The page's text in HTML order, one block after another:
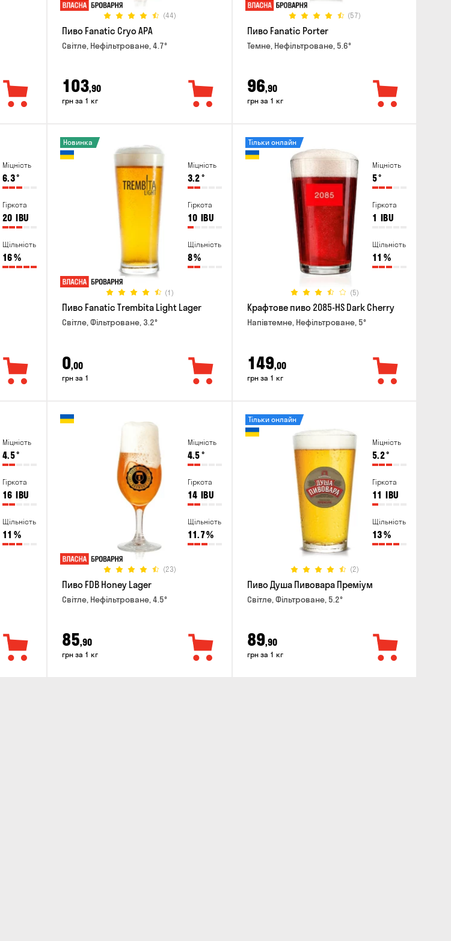
(44)
Пиво Fanatic Cryo APA
Світле, Нефільтроване, 4.7°
103,90
грн за 1 кг
(57)
Пиво Fanatic Porter
Темне, Нефільтроване, 5.6°
96,90
грн за 1 кг
Міцність
6.3°
Гіркота
20 IBU
Щільність
16%
Міцність
3.2°
Гіркота
10 IBU
Щільність
8%
(1)
Новинка
Пиво Fanatic Trembita Light Lager
Світле, Фільтроване, 3.2°
0,00
грн за 1
Міцність
5°
Гіркота
1 IBU
Щільність
11 %
(5)
Тільки онлайн
Крафтове пиво 2085-HS Dark Cherry
Напівтемне, Нефільтроване, 5°
149,00
грн за 1 кг
Міцність
4.5°
Гіркота
16 IBU
Щільність
11 %
Міцність
4.5°
Гіркота
14 IBU
Щільність
11.7%
(23)
Пиво FDB Honey Lager
Світле, Нефільтроване, 4.5°
85,90
грн за 1 кг
Міцність
5.2°
Гіркота
11 IBU
Щільність
13%
(2)
Тільки онлайн
Пиво Душа Пивовара Преміум
Світле, Фільтроване, 5.2°
89,90
грн за 1 кг